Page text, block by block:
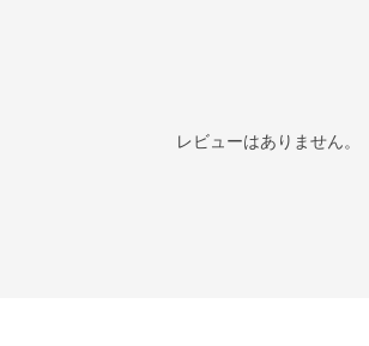
レビューはありません。